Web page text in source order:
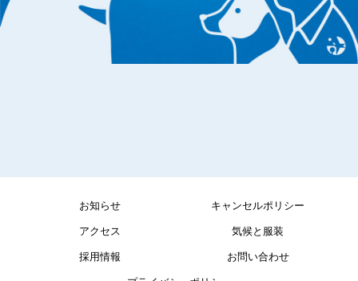
お知らせ キャンセルポリシー
アクセス 気候と服装
採用情報 お問い合わせ